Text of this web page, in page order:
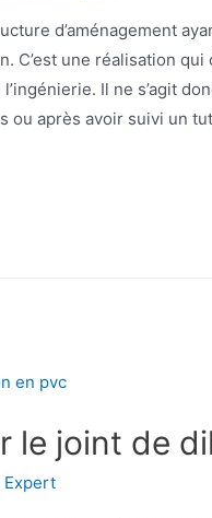
d’aménagement
C’est une réalisation
Il ne s’agit
ou après avoir suivi un
le joint de
Expert